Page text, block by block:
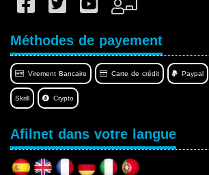
Méthodes de payement
Virement Bancaire Carte de crédit Paypal
Skrill Crypto
Afilnet dans votre langue